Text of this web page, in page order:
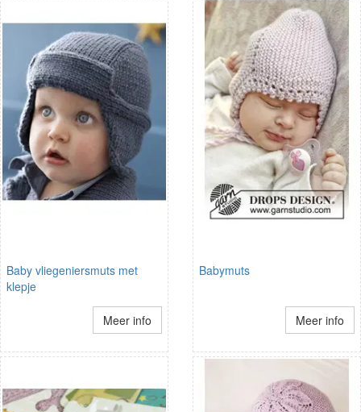
Baby vliegeniersmuts met
klepje
Meer info
Babymuts
Meer info